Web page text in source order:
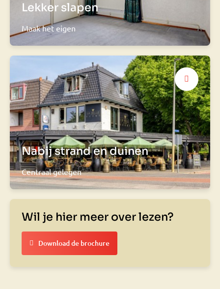
Lekker slapen
Maak het eigen
Nabij strand en duinen
Centraal gelegen
Wil je hier meer over lezen?
Download de brochure